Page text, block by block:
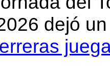
dejó